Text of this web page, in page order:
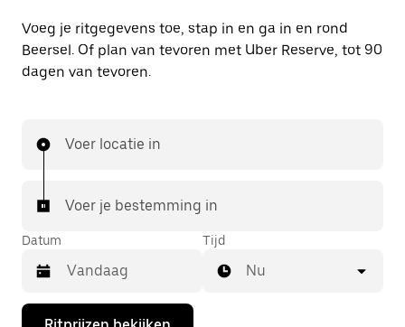
Voeg je ritgegevens toe, stap in en ga in en rond
Beersel. Of plan van tevoren met Uber Reserve, tot 90
dagen van tevoren.
Voer locatie in
Voer je bestemming in
Datum
Druk
Tijd
Nu